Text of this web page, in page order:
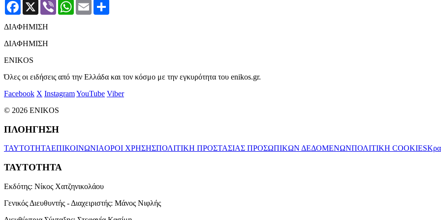
Facebook
X Viber WhatsApp
Email
ΔΙΑΦΗΜΙΣΗ
ΔΙΑΦΗΜΙΣΗ
ENIKOS
Όλες οι ειδήσεις από την Ελλάδα και τον κόσμο με την εγκυρότητα του enikos.gr.
Facebook X InstagramYouTube Viber
© 2026 ENIKOS
ΠΛΟΗΓΗΣΗ
ΤΑΥΤΟΤΗΤΑΕΠΙΚΟΙΝΩΝΙΑΟΡΟΙ ΧΡΗΣΗΣΠΟΛΙΤΙΚΗ ΠΡΟΣΤΑΣΙΑΣ ΠΡΟΣΩΠΙΚΩΝ ΔΕΔΟΜΕΝΩΝΠΟΛΙΤΙΚΗ COOKIES
ΤΑΥΤΟΤΗΤΑ
Εκδότης: Νίκος Χατζηνικολάου
Γενικός Διευθυντής - Διαχειριστής: Μάνος Νιφλής